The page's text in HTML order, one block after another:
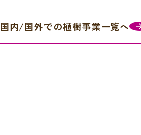
国内/国外での植樹事業一覧へ